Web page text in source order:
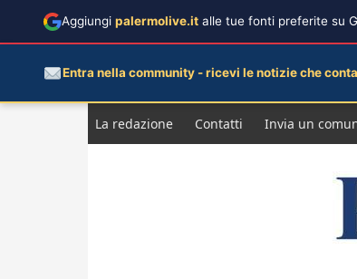
La redazione Contatti Invia un
Aggiungi palermolive.it alle tue fonti preferite su
Entra nella community - ricevi le notizie che